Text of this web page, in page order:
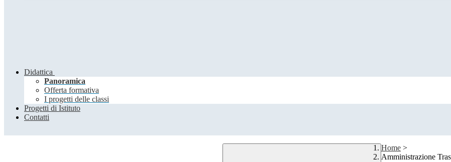
Didattica
Panoramica
Offerta formativa
I progetti delle classi
Progetti di Istituto
Contatti
Home >
Amministrazione